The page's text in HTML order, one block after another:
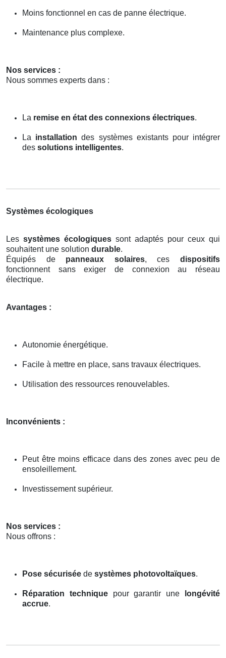
Moins fonctionnel en cas de panne électrique.
Maintenance plus complexe.
Nos services :
Nous sommes experts dans :
La remise en état des connexions électriques.
La installation des systèmes existants pour intégrer
des solutions intelligentes.
Systèmes écologiques
Les systèmes écologiques sont adaptés pour ceux qui
souhaitent une solution durable.
Équipés de panneaux solaires, cesdispositifs
fonctionnent sans exiger de connexion au réseau
électrique.
Avantages :
Autonomie énergétique.
Facile à mettre en place, sans travaux électriques.
Utilisation des ressources renouvelables.
Inconvénients :
Peut être moins efficace dans des zones avec peu de
ensoleillement.
Investissement supérieur.
Nos services :
Nous offrons :
Pose sécurisée de systèmes photovoltaïques.
Réparation techniquepour garantir une
longévité
accrue.